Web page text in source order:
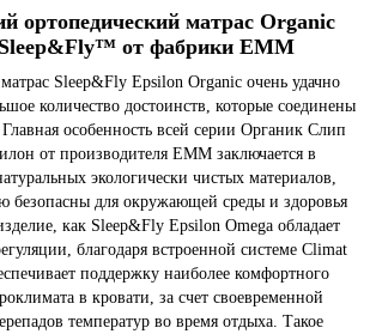
ортопедический матрас Organic
от фабрики ЕММ
Sleep&Fly Epsilon Organic очень удачно
количество достоинств, которые соединены
особенность всей серии Органик Слип
от производителя ЕММ заключается в
экологически чистых материалов,
безопасны для окружающей среды и здоровья
как Sleep&Fly Epsilon Omega обладает
благодаря встроенной системе Climat
поддержку наиболее комфортного
в кровати, за счет своевременной
температур во время отдыха. Такое